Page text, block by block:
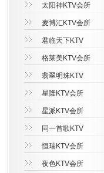
太阳神KTV会所
麦博汇KTV会所
君临天下KTV
格莱美KTV会所
翡翠明珠KTV
星隆KTV会所
星派KTV会所
同一首歌KTV
恒瑞KTV会所
夜色KTV会所